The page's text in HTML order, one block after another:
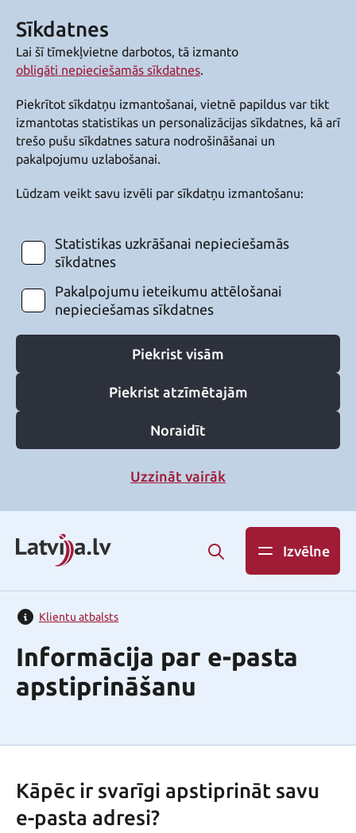
Sīkdatnes
Lai šī tīmekļvietne darbotos, tā izmanto
obligāti nepieciešamās sīkdatnes.
Piekrītot sīkdatņu izmantošanai, vietnē papildus var tikt
izmantotas statistikas un personalizācijas sīkdatnes, kā arī
trešo pušu sīkdatnes satura nodrošināšanai un
pakalpojumu uzlabošanai.
Lūdzam veikt savu izvēli par sīkdatņu izmantošanu:
Statistikas uzkrāšanai nepieciešamās
sīkdatnes
Pakalpojumu ieteikumu attēlošanai
nepieciešamas sīkdatnes
Piekrist visām
Piekrist atzīmētajām
Noraidīt
Uzzināt vairāk
Izvēlne
Klientu atbalsts
Informācija par e-pasta
apstiprināšanu
Kāpēc ir svarīgi apstiprināt savu
e-pasta adresi?